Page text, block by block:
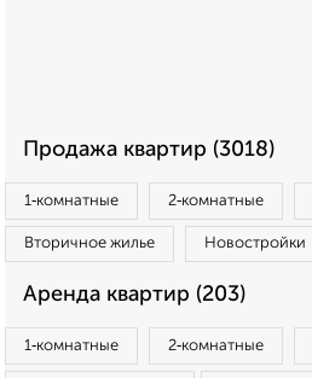
Продажа квартир (3018)
1‑комнатные 2‑комнатные
Вторичное жилье Новостройки
Аренда квартир (203)
1‑комнатные 2‑комнатные